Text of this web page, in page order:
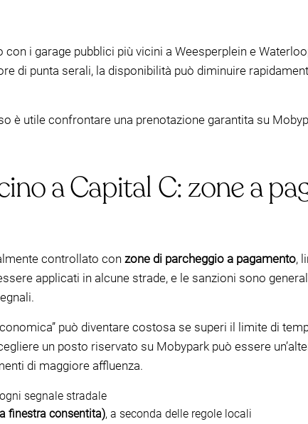
i garage pubblici più vicini a Weesperplein e
di punta serali, la disponibilità può diminuire
è utile confrontare una prenotazione garantita su
a Capital C: zone a
controllato con zone di parcheggio a pagamento,
applicati in alcune strade, e le sanzioni sono
può diventare costosa se superi il limite di
un posto riservato su Mobypark può essere
di maggiore affluenza.
segnale stradale
finestra consentita), a seconda delle regole locali